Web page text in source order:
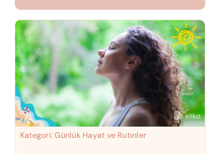
Kategori:Günlük Hayat ve Rutinler